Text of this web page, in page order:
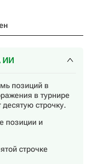
ИИ
позиций в
в турнире
строчку.
позиции и
строчке